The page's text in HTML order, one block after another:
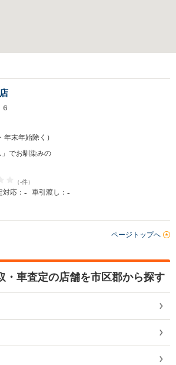
末年始除く）
」でお馴染みの
（-件）
対応： - 車引渡し： -
ページトップへ
・車査定の店舗を市区郡から探す